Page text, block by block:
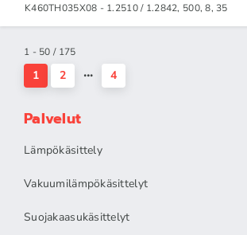
K460TH035X08 - 1.2510 / 1.2842, 500, 8, 35
1 - 50 / 175
1 2 4
Palvelut
Lämpökäsittely
Vakuumilämpökäsittelyt
Suojakaasukäsittelyt